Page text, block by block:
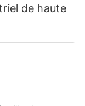
de haute